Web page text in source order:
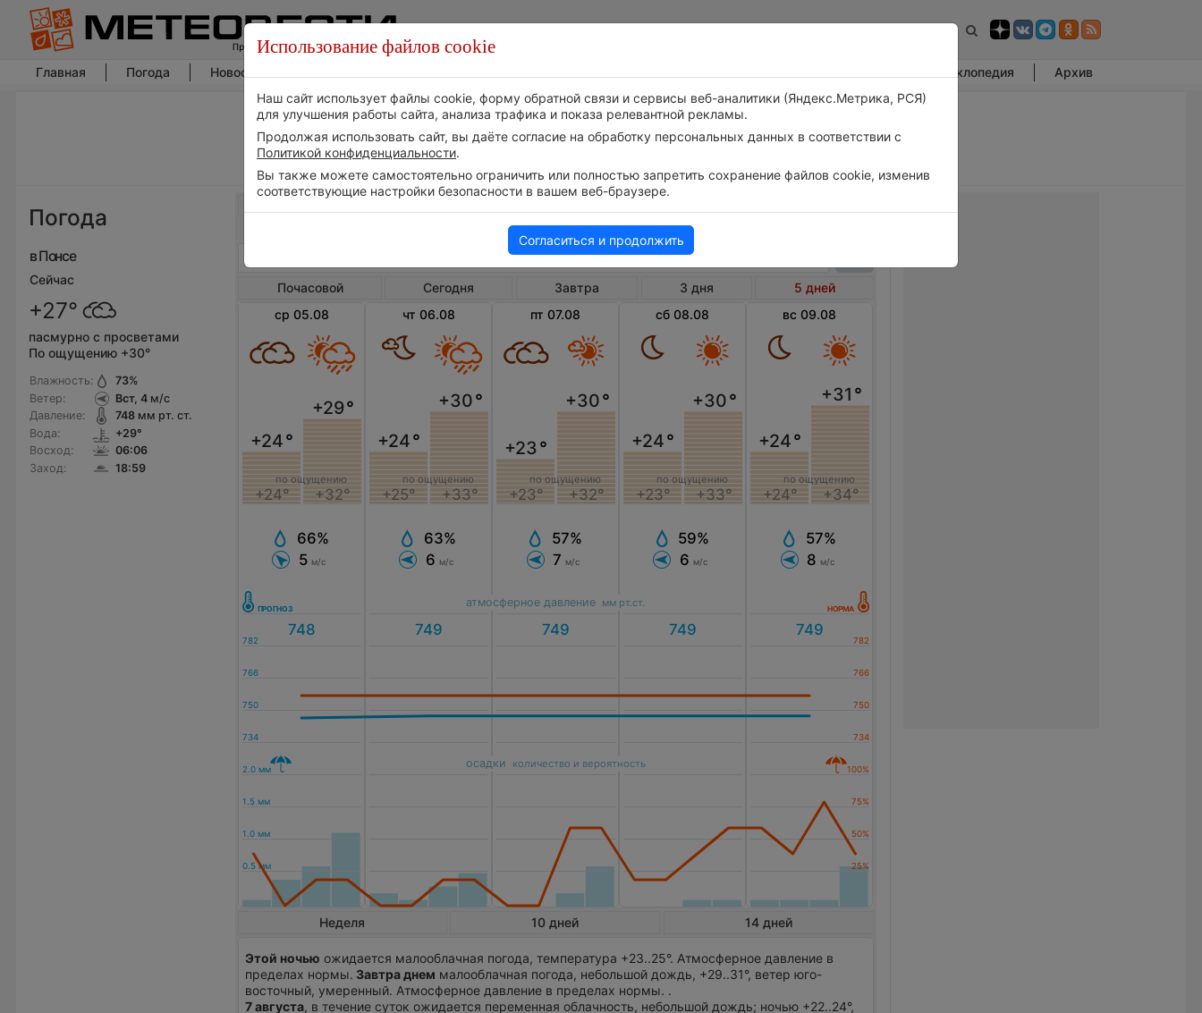
Главная Погода Новости погоды Энциклопедия Архив
Погода
в Понсе
Сейчас
+27°
пасмурно с просветами
По ощущению +30°
Влажность:
Ветер:
Давление:
Вода:
Восход:
Заход:
73%
Вст, 4м/с
748мм рт. ст.
+29°
06:06
18:59
Погода в Понсе на 5 дней
Почасовой Сегодня Завтра 3 дня
5 дней
ср 05.08
+24°
+24°
+29°
+32°
по ощущению
66%
5 м/с
чт 06.08
+24°
+25°
+30°
+33°
по ощущению
63%
6 м/с
пт 07.08
+23°
+23°
+30°
+32°
по ощущению
57%
7 м/с
сб 08.08
+24°
+23°
+30°
+33°
по ощущению
59%
6 м/с
вс 09.08
+24°
+24°
+31 °
+34°
по ощущению
57%
8 м/с
атмосферное давление мм рт.ст.
осадки количество и вероятность
Неделя 10 дней 14 дней
Этой ночью ожидается малооблачная погода, температура +23..25°. Атмосферное давление в
пределах нормы. Завтра днем малооблачная погода, небольшой дождь, +29..31°, ветер юго-
восточный, умеренный. Атмосферное давление в пределах нормы. .
7 августа, в течение суток ожидается переменная облачность, небольшой дождь; ночью +22..24°,
Использование файлов cookie
Наш сайт использует файлы cookie, форму обратной связи и сервисы веб-аналитики (Яндекс.Метрика, РСЯ)
для улучшения работы сайта, анализа трафика и показа релевантной рекламы.
Продолжая использовать сайт, вы даёте согласие на обработку персональных данных в соответствии с
Политикой конфиденциальности.
Вы также можете самостоятельно ограничить или полностью запретить сохранение файлов cookie, изменив
соответствующие настройки безопасности в вашем веб-браузере.
Согласиться и продолжить